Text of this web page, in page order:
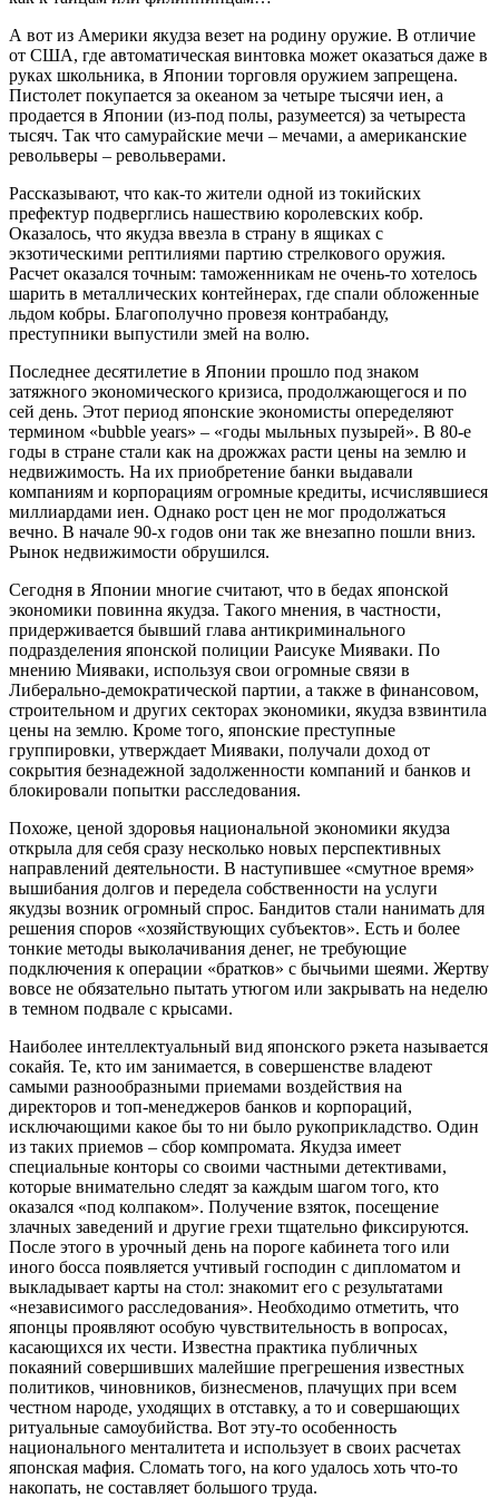
А вот из Америки якудза везет на родину оружие. В отличие
от США, где автоматическая винтовка может оказаться даже в
руках школьника, в Японии торговля оружием запрещена.
Пистолет покупается за океаном за четыре тысячи иен, а
продается в Японии (из-под полы, разумеется) за четыреста
тысяч. Так что самурайские мечи – мечами, а американские
револьверы – револьверами.
Рассказывают, что как-то жители одной из токийских
префектур подверглись нашествию королевских кобр.
Оказалось, что якудза ввезла в страну в ящиках с
экзотическими рептилиями партию стрелкового оружия.
Расчет оказался точным: таможенникам не очень-то хотелось
шарить в металлических контейнерах, где спали обложенные
льдом кобры. Благополучно провезя контрабанду,
преступники выпустили змей на волю.
Последнее десятилетие в Японии прошло под знаком
затяжного экономического кризиса, продолжающегося и по
сей день. Этот период японские экономисты опеределяют
термином «bubble years» – «годы мыльных пузырей». В 80-е
годы в стране стали как на дрожжах расти цены на землю и
недвижимость. На их приобретение банки выдавали
компаниям и корпорациям огромные кредиты, исчислявшиеся
миллиардами иен. Однако рост цен не мог продолжаться
вечно. В начале 90-х годов они так же внезапно пошли вниз.
Рынок недвижимости обрушился.
Сегодня в Японии многие считают, что в бедах японской
экономики повинна якудза. Такого мнения, в частности,
придерживается бывший глава антикриминального
подразделения японской полиции Раисуке Мияваки. По
мнению Мияваки, используя свои огромные связи в
Либерально-демократической партии, а также в финансовом,
строительном и других секторах экономики, якудза взвинтила
цены на землю. Кроме того, японские преступные
группировки, утверждает Мияваки, получали доход от
сокрытия безнадежной задолженности компаний и банков и
блокировали попытки расследования.
Похоже, ценой здоровья национальной экономики якудза
открыла для себя сразу несколько новых перспективных
направлений деятельности. В наступившее «смутное время»
вышибания долгов и передела собственности на услуги
якудзы возник огромный спрос. Бандитов стали нанимать для
решения споров «хозяйствующих субъектов». Есть и более
тонкие методы выколачивания денег, не требующие
подключения к операции «братков» с бычьими шеями. Жертву
вовсе не обязательно пытать утюгом или закрывать на неделю
в темном подвале с крысами.
Наиболее интеллектуальный вид японского рэкета называется
сокайя. Те, кто им занимается, в совершенстве владеют
самыми разнообразными приемами воздействия на
директоров и топ-менеджеров банков и корпораций,
исключающими какое бы то ни было рукоприкладство. Один
из таких приемов – сбор компромата. Якудза имеет
специальные конторы со своими частными детективами,
которые внимательно следят за каждым шагом того, кто
оказался «под колпаком». Получение взяток, посещение
злачных заведений и другие грехи тщательно фиксируются.
После этого в урочный день на пороге кабинета того или
иного босса появляется учтивый господин с дипломатом и
выкладывает карты на стол: знакомит его с результатами
«независимого расследования». Необходимо отметить, что
японцы проявляют особую чувствительность в вопросах,
касающихся их чести. Известна практика публичных
покаяний совершивших малейшие прегрешения известных
политиков, чиновников, бизнесменов, плачущих при всем
честном народе, уходящих в отставку, а то и совершающих
ритуальные самоубийства. Вот эту-то особенность
национального менталитета и использует в своих расчетах
японская мафия. Сломать того, на кого удалось хоть что-то
накопать, не составляет большого труда.